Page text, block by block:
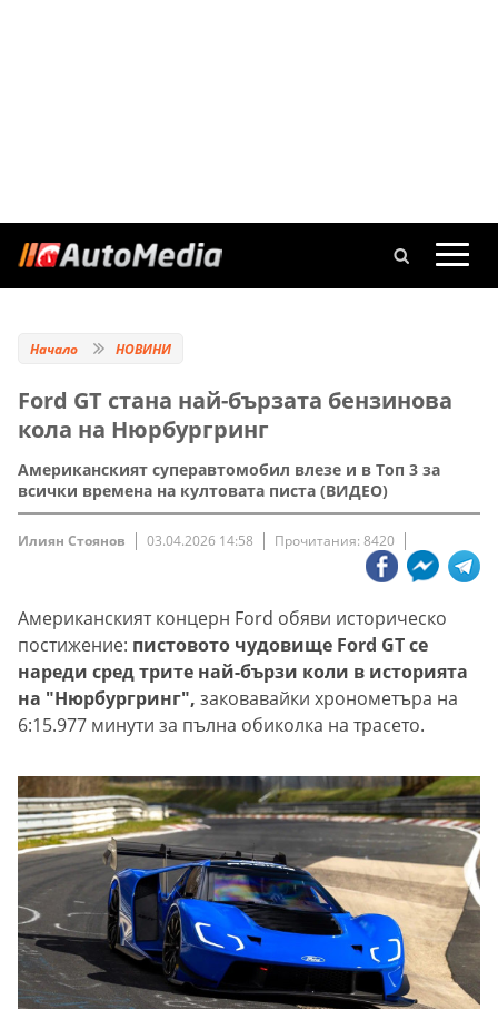
Начало НОВИНИ
Ford GT стана най-бързата бензинова
кола на Нюрбургринг
Американският суперавтомобил влезе и в Топ 3 за
всички времена на култовата писта (ВИДЕО)
Илиян Стоянов 03.04.2026 14:58 Прочитания: 8420
Американският концерн Ford обяви историческо
постижение: пистовото чудовище Ford GT се
нареди сред трите най-бързи коли в историята
на "Нюрбургринг", заковавайки хронометъра на
6:15.977 минути за пълна обиколка на трасето.